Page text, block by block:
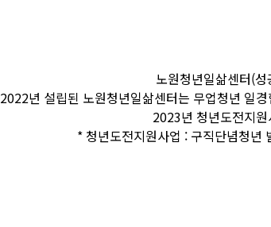
노원청년일삶센터(
2022년 설립된 노원청년일삶센터는 무업청년 일
2023년 청년도전지
* 청년도전지원사업 : 구직단념청년